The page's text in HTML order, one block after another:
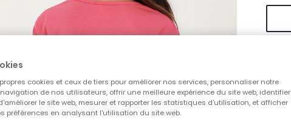
cookies et ceux de tiers pour améliorer nos services, personnaliser notre
de nos utilisateurs, offrir une meilleure expérience du site web, identifier
le site web, mesurer et rapporter les statistiques d'utilisation, et afficher
préférences en analysant l'utilisation du site web.